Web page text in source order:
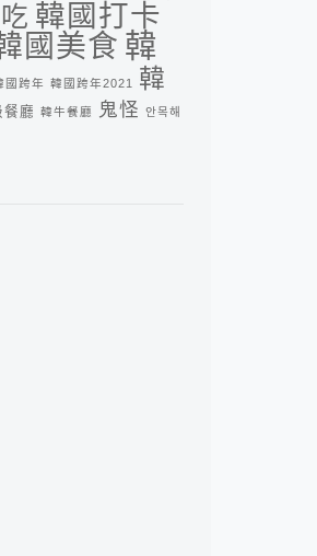
韓國打卡
國美食 韓
國跨年 韓國跨年2021
韓
餐廳 韓牛餐廳 鬼怪 안목해